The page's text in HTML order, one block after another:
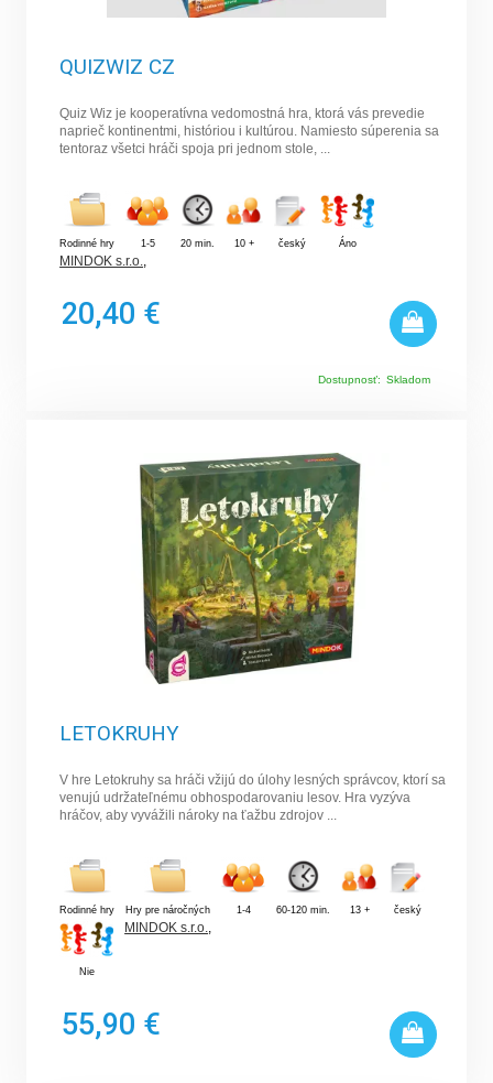
QUIZWIZ CZ
Quiz Wiz je kooperatívna vedomostná hra, ktorá vás prevedie
naprieč kontinentmi, históriou i kultúrou. Namiesto súperenia sa
tentoraz všetci hráči spoja pri jednom stole, ...
Rodinné hry 1-5 20 min. 10 + český Áno
MINDOK s.r.o.,
20,40 €
Dostupnosť: Skladom
LETOKRUHY
V hre Letokruhy sa hráči vžijú do úlohy lesných správcov, ktorí sa
venujú udržateľnému obhospodarovaniu lesov. Hra vyzýva
hráčov, aby vyvážili nároky na ťažbu zdrojov ...
Rodinné hry Hry pre náročných 1-4 60-120 min. 13 + český
Nie
MINDOK s.r.o.,
55,90 €